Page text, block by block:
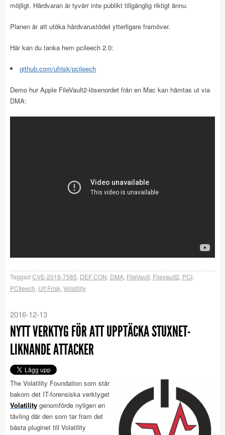
möjligt. Hårdvaran är tyvärr inte publikt tillgänglig riktigt ännu.
Planen är att utöka hårdvarustödet ytterligare framöver.
Här kan du tanka hem pcileech 2.0:
github.com/ufrisk/pcileech
Demo hur Apple FileVault2-lösenordet från en Mac kan hämtas ut via
DMA:
Taggad CVE-2016-7585 DEF CON DMA FileVault Filevault2 PCI
PCIleech Ulf Frisk Volatility
2016-12-13
NYTT VERKTYG FÖR ATT UPPTÄCKA STUXNET-
LIKNANDE ATTACKER
The Volatility Foundation som står
bakom det IT-forensiska verktyget
Volatility genomförde nyligen en
tävling där den som tar fram det
bästa pluginet till Volatility